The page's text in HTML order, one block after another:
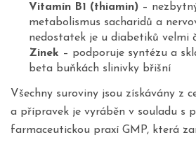
Vitamín B1 (thiamin)–
metabolismus sacharidů a
nedostatek je u diabetiků velmi
Zinek – podporuje syntézu a
beta buňkách slinivky břišní
Všechny suroviny jsou získávány z
a přípravek je vyráběn v souladu s
farmaceutickou praxí GMP, která